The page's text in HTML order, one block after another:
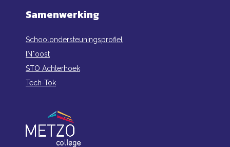
Samenwerking
Schoolondersteuningsprofiel
IN*oost
STO Achterhoek
Tech-Tok